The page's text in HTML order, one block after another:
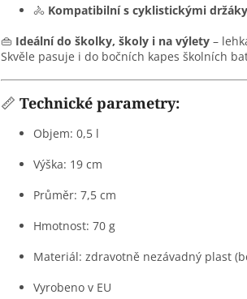
🚴 Kompatibilní s cyklistickými držáky
👜 Ideální do školky, školy i na výlety –
Skvěle pasuje i do bočních kapes školních
📏 Technické parametry:
Objem: 0,5 l
Výška: 19 cm
Průměr: 7,5 cm
Hmotnost: 70 g
Materiál: zdravotně nezávadný plast
Vyrobeno v EU